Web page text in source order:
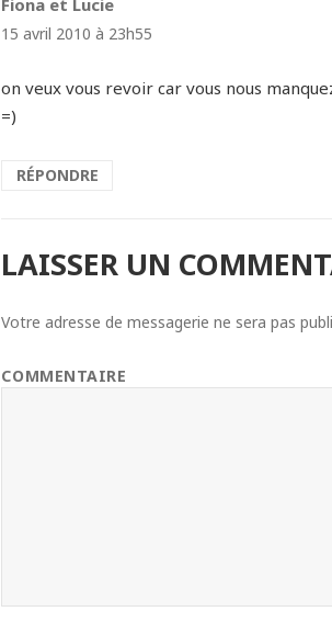
Fiona et Lucie
15 avril 2010 à 23h55
on veux vous revoir car vous nous
=)
RÉPONDRE
LAISSER UN
Votre adresse de messagerie ne sera pas
COMMENTAIRE